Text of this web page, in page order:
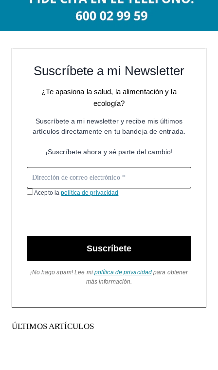
Suscríbete a mi Newsletter
¿Te apasiona la salud, la alimentación y la
ecología?
Suscríbete a mi newsletter y recibe mis últimos
artículos directamente en tu bandeja de entrada.
¡Suscríbete ahora y sé parte del cambio!
Acepto lapolítica de privacidad
Suscríbete
¡No hago spam! Lee mi política de privacidad para obtener
más información.
ÚLTIMOS ARTÍCULOS